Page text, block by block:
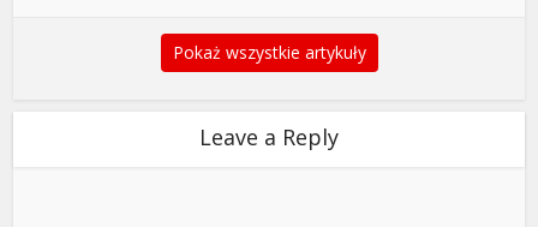
Pokaż wszystkie artykuły
Leave a Reply